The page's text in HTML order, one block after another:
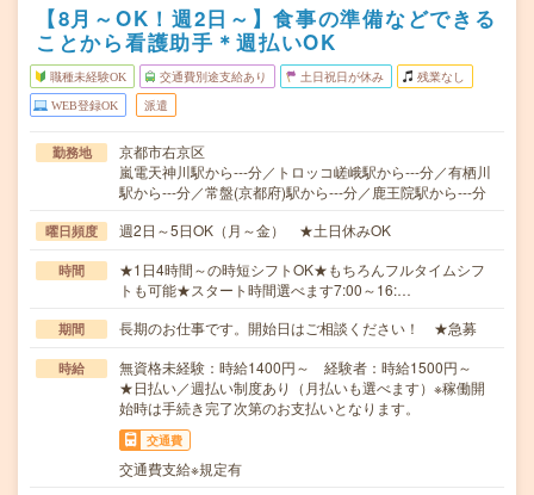
【8月～OK！週2日～】食事の準備などできる
ことから看護助手＊週払いOK
職種未経験OK 交通費別途支給あり 土日祝日が休み 残業なし
WEB登録OK 派遣
勤務地
京都市右京区
嵐電天神川駅から---分／トロッコ嵯峨駅から---分／有栖川
駅から---分／常盤(京都府)駅から---分／鹿王院駅から---分
曜日頻度 週2日～5日OK（月～金） ★土日休みOK
時間
★1日4時間～の時短シフトOK★もちろんフルタイムシフ
トも可能★スタート時間選べます7:00～16:…
期間 長期のお仕事です。開始日はご相談ください！ ★急募
時給
無資格未経験：時給1400円～ 経験者：時給1500円～
★日払い／週払い制度あり（月払いも選べます）※稼働開
始時は手続き完了次第のお支払いとなります。
交通費
交通費支給※規定有